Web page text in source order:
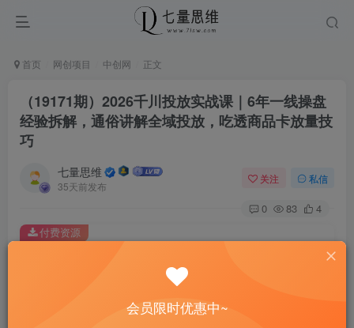
首页 网创项目 中创网 正文
（19171期）2026千川投放实战课｜6年一线操盘
经验拆解，通俗讲解全域投放，吃透商品卡放量技
巧
七量思维
35天前发布
关注 私信
0 83 4
此内容为付费资源，请付费后查看
￥8.8
付费资源
会员限时优惠中~